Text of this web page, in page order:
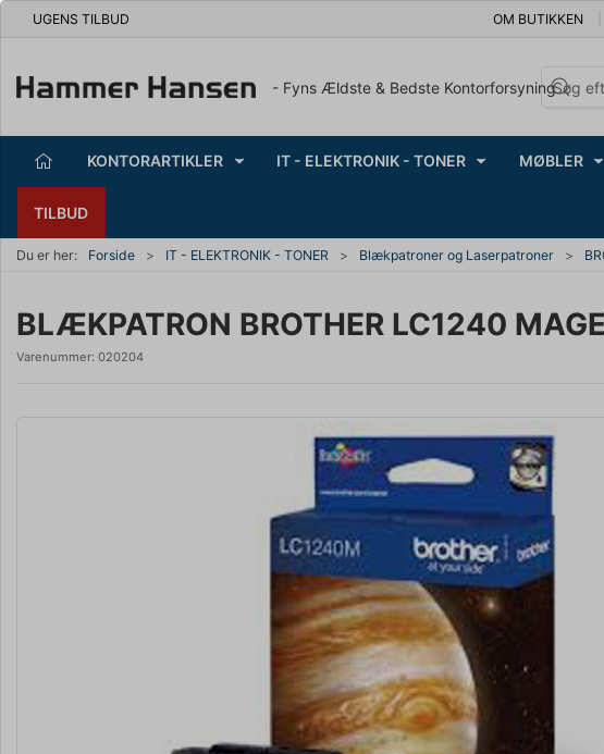
UGENS TILBUD OM BUTIKKEN
- Fyns Ældste & Bedste Kontorforsyning
KONTORARTIKLER IT - ELEKTRONIK - TONER MØBLER
TILBUD
Du er her: Forside IT - ELEKTRONIK - TONER Blækpatroner og Laserpatroner
BLÆKPATRON BROTHER LC1240
Varenummer: 020204